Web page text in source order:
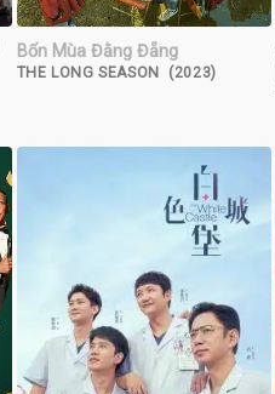
Bốn Mùa Đằng Đẵng
THE LONG SEASON (2023)